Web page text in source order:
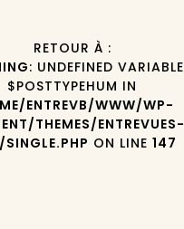
RETOUR À :
: UNDEFINED VARIABLE
$POSTTYPEHUM IN
ENTREVB/WWW/WP-
THEMES/ENTREVUES-
SINGLE.PHP ON LINE 147